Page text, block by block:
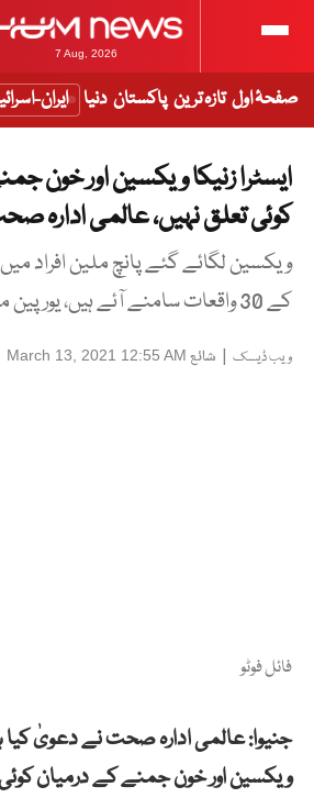
7 Aug, 2026
صفحۂ اول تازہ ترین پاکستان دنیا ایران-
ایسٹرا زنیکا ویکسین اور خون
کوئی تعلق نہیں، عالمی ادارہ
ویکسین لگائے گئے پانچ ملین افراد
کے 30 واقعات سامنے آئے ہیں، یورپین میڈیسن ایجنسی
ویب ڈیسک | شائع March 13, 2021 12:55 AM
فائل فوٹو
جنیوا: عالمی ادارہ صحت نے دعویٰ کیا
ویکسین اور خون جمنے کے درمیان